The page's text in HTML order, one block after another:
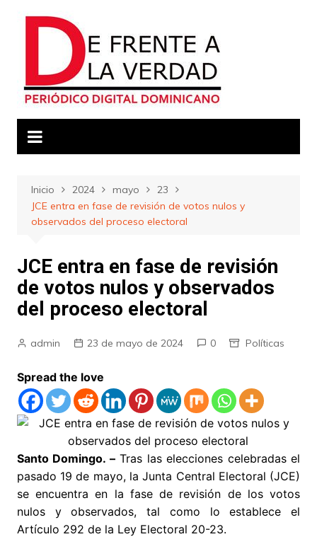
Inicio 2024 mayo
23
JCE entra en fase de revisión de votos nulos y
observados del proceso electoral
JCE entra en fase de revisión
de votos nulos y observados
del proceso electoral
admin 23 de mayo de 2024 0 Políticas
Spread the love
Santo Domingo. –Tras las elecciones celebradas el
pasado 19 de mayo, la Junta Central Electoral (JCE)
se encuentra en la fase de revisión de los votos
nulos y observados, tal como lo establece el
Artículo 292 de la Ley Electoral 20-23.